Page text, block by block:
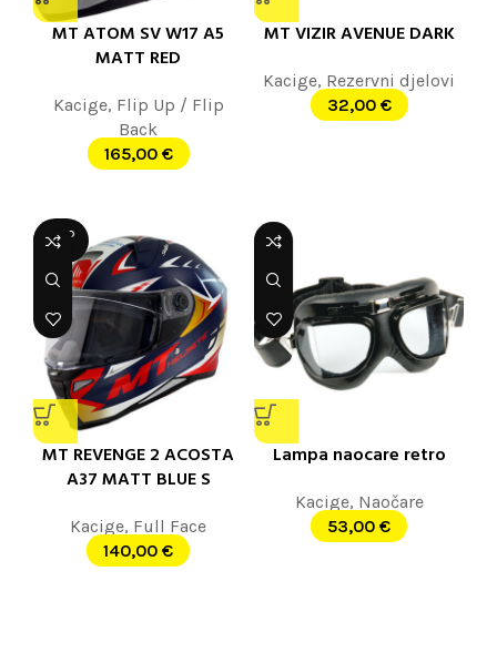
MT ATOM SV W17 A5
MATT RED
Kacige, Flip Up / Flip
Back
165,00 €
MT VIZIR AVENUE DARK
Kacige, Rezervni djelovi
32,00 €
SOLD
OUT
MT REVENGE 2 ACOSTA
A37 MATT BLUE S
Kacige, Full Face
140,00 €
Lampa naocare retro
Kacige, Naočare
53,00 €